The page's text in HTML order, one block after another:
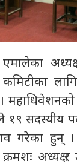
कमिटीका
१९ सदस्यीय
गरेका हुन्
अध्यक्ष र